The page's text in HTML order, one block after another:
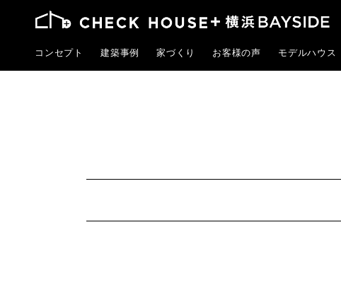
コンセプト 建築事例 家づくり お客様の声 モデルハウス